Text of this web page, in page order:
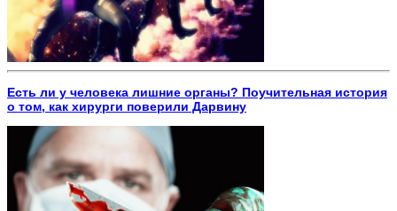
Есть ли у человека лишние органы? Поучительная история
о том, как хирурги поверили Дарвину